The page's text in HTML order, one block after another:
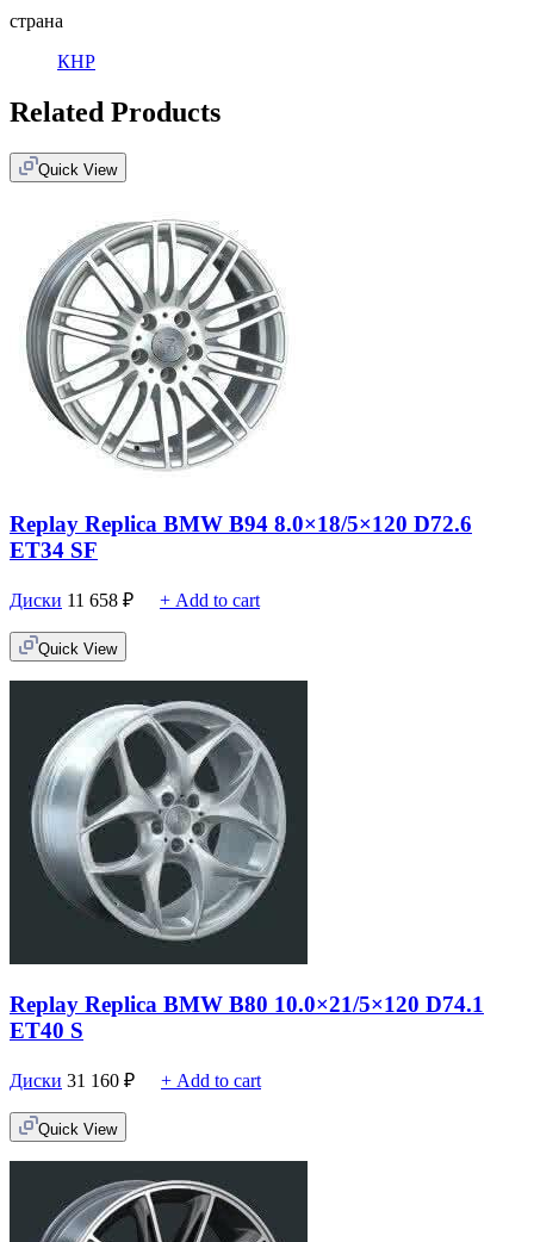
страна
КНР
Related Products
Quick View
Replay Replica BMW B94 8.0×18/5×120 D72.6
ET34 SF
Диски 11 658 ₽ + Add to cart
Quick View
Replay Replica BMW B80 10.0×21/5×120 D74.1
ET40 S
Диски 31 160 ₽ + Add to cart
Quick View